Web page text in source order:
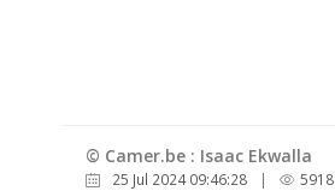
© Camer.be : Isaac Ekwalla
25 Jul 2024 09:46:28 | 5918